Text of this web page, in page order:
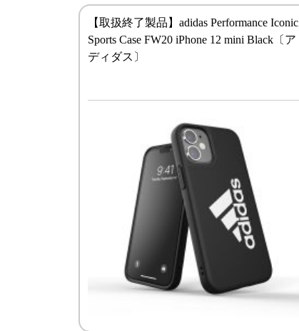
【取扱終了製品】adidas Performance Iconic
Sports Case FW20 iPhone 12 mini Black〔ア
ディダス〕